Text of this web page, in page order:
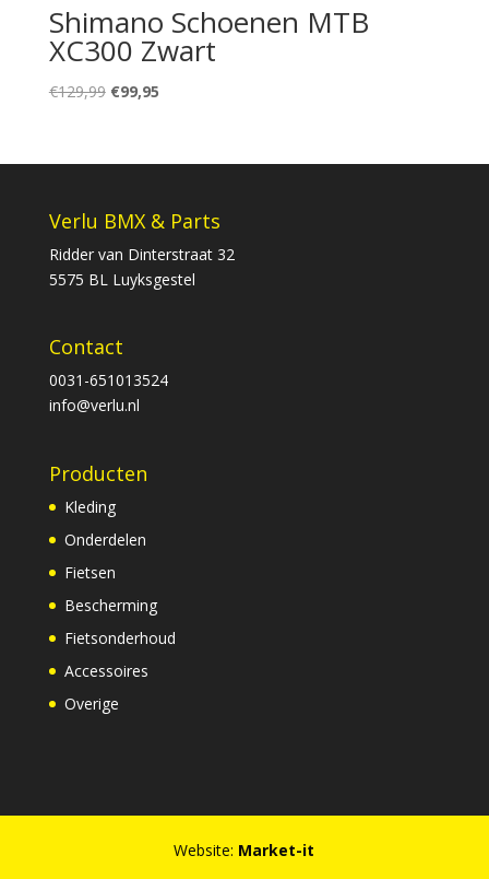
Shimano Schoenen MTB
XC300 Zwart
€129,99 Oorspronkelijke
€129,99.
€99,95Huidige
€99,95.
Verlu BMX & Parts
Ridder van Dinterstraat 32
5575 BL Luyksgestel
Contact
0031-651013524
info@verlu.nl
Producten
Kleding
Onderdelen
Fietsen
Bescherming
Fietsonderhoud
Accessoires
Overige
Website: Market-it